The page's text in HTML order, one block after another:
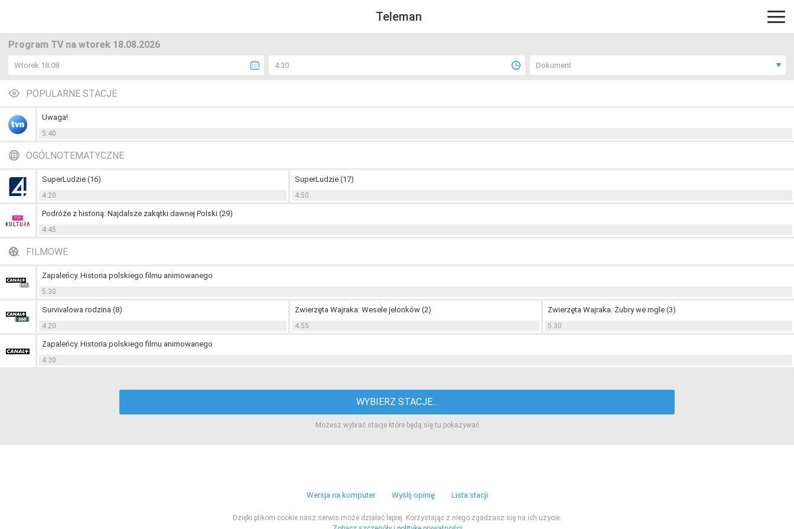
Teleman
Program TV na wtorek 18.08.2026
Wtorek 18.08 4:30 Dokument
POPULARNE STACJE
Uwaga!
5:40
OGÓLNOTEMATYCZNE
SuperLudzie (16)
4:20
SuperLudzie (17)
4:50
Podróże z historią: Najdalsze zakątki dawnej Polski (29)
4:45
FILMOWE
Zapaleńcy. Historia polskiego filmu animowanego
5:30
Survivalowa rodzina (8)
4:20
Zwierzęta Wajraka: Wesele jelonków (2)
4:55
Zwierzęta Wajraka: Żubry we mgle (3)
5:30
Zapaleńcy. Historia polskiego filmu animowanego
4:30
WYBIERZ STACJE...
Możesz wybrać stacje które będą się tu pokazywać
Wersja na komputer Wyślij opinię Lista stacji
Dzięki plikom cookie nasz serwis może działać lepiej. Korzystając z niego zgadzasz się na ich użycie.